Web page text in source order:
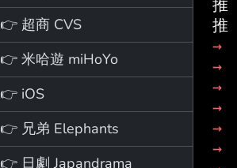
👉 超商 CVS
👉 米哈遊 miHoYo
👉 iOS
👉 兄弟 Elephants
👉 日劇 Japandrama
推
推
→
→
→
→
→
→